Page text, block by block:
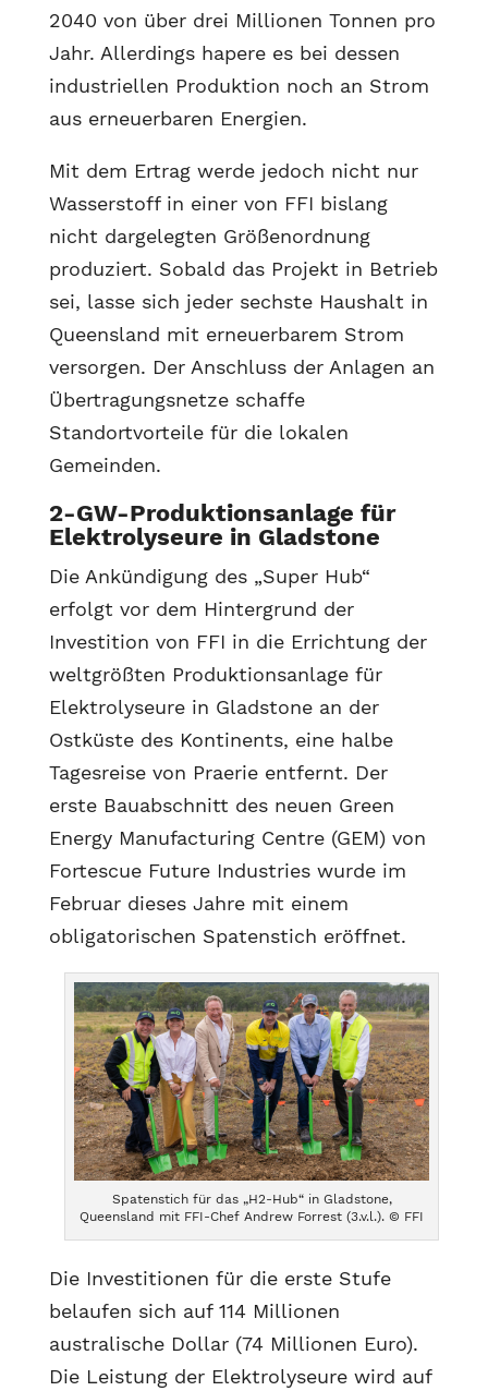
2040 von über drei Millionen Tonnen pro
Jahr. Allerdings hapere es bei dessen
industriellen Produktion noch an Strom
aus erneuerbaren Energien.
Mit dem Ertrag werde jedoch nicht nur
Wasserstoff in einer von FFI bislang
nicht dargelegten Größenordnung
produziert. Sobald das Projekt in Betrieb
sei, lasse sich jeder sechste Haushalt in
Queensland mit erneuerbarem Strom
versorgen. Der Anschluss der Anlagen an
Übertragungsnetze schaffe
Standortvorteile für die lokalen
Gemeinden.
2-GW-Produktionsanlage für
Elektrolyseure in Gladstone
Die Ankündigung des „Super Hub“
erfolgt vor dem Hintergrund der
Investition von FFI in die Errichtung der
weltgrößten Produktionsanlage für
Elektrolyseure in Gladstone an der
Ostküste des Kontinents, eine halbe
Tagesreise von Praerie entfernt. Der
erste Bauabschnitt des neuen Green
Energy Manufacturing Centre (GEM) von
Fortescue Future Industries wurde im
Februar dieses Jahre mit einem
obligatorischen Spatenstich eröffnet.
Spatenstich für das „H2-Hub“ in Gladstone,
Queensland mit FFI-Chef Andrew Forrest (3.v.l.). © FFI
Die Investitionen für die erste Stufe
belaufen sich auf 114 Millionen
australische Dollar (74 Millionen Euro).
Die Leistung der Elektrolyseure wird auf